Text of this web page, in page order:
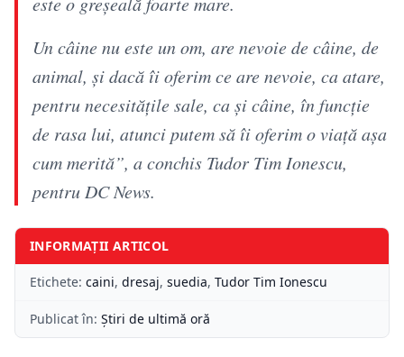
Un câine nu este un om, are nevoie de câine, de
animal, și dacă îi oferim ce are nevoie, ca atare,
pentru necesitățile sale, ca și câine, în funcție
de rasa lui, atunci putem să îi oferim o viață așa
cum merită”, a conchis Tudor Tim Ionescu,
pentru DC News.
INFORMAȚII ARTICOL
Etichete: caini, dresaj, suedia, Tudor Tim Ionescu
Publicat în: Știri de ultimă oră